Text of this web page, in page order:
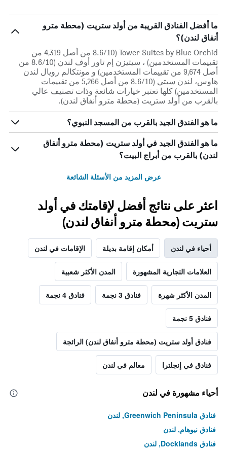
ما أفضل الفنادق القريبة من أولد ستريت (محطة مترو
أنفاق لندن)؟
Tower Suites by Blue Orchid (8.6/10 من أصل 4,319 من
تقييمات المستخدمين) ، سيتيزن إم تاور أوف لندن (8.6/10 من
أصل 9,674 من تقييمات المستخدمين) و مونتكالم رويال لندن
هاوس، لندن سيتي (8.6/10 من أصل 5,266 من تقييمات
المستخدمين) كلها تعتبر خيارات شائعة وذات تصنيف عالي
بالقرب من أولد ستريت (محطة مترو أنفاق لندن).
ما هو الفندق الجيد بالقرب من المسجد النبوي؟
ما هو الفندق الجيد في أولد ستريت (محطة مترو أنفاق
لندن) بالقرب من أبراج البيت؟
عرض المزيد من الأسئلة الشائعة
اعثر على نتائج أفضل لإقامتك في أولد
ستريت (محطة مترو أنفاق لندن)
أحياء في لندن أمكان إقامة بديلة الإقامات في لندن
العلامات التجارية المشهورة المدن الأكثر شعبية
المدن الأكثر شهرة فنادق 3 نجمة فنادق 4 نجمة
فنادق 5 نجمة
فنادق أولد ستريت (محطة مترو أنفاق لندن) الرائجة
فنادق في إنجلترا معالم في لندن
أحياء مشهورة في لندن
فنادق Greenwich Peninsula, لندن
فنادق نيوهام, لندن
فنادق Docklands, لندن